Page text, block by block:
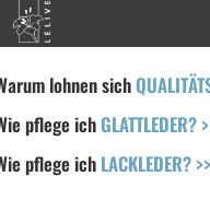
lohnen sich
pflege ichGLATTLEDER?
pflege ich LACKLEDER? >>